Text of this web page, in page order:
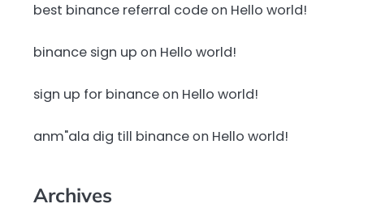
best binance referral codeon Hello world!
binance sign up on Hello world!
sign up for binanceon Hello world!
anm"ala dig till binanceon Hello world!
Archives